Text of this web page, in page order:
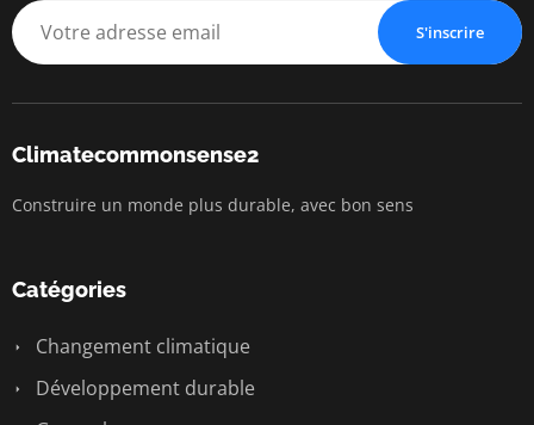
S'inscrire
Climatecommonsense2
Construire un monde plus durable, avec bon sens
Catégories
Changement climatique
Développement durable